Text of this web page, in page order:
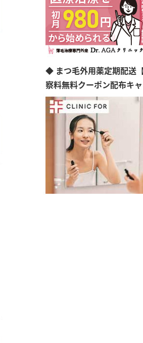
◆ まつ毛外用薬定期配送
察料無料クーポン配布キャ